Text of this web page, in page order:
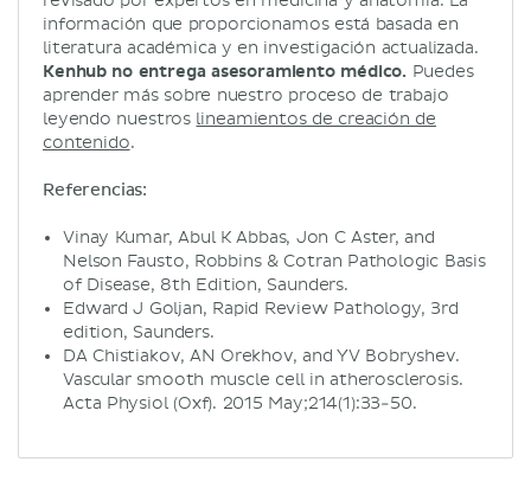
información que proporcionamos está basada en
literatura académica y en investigación actualizada.
Kenhub no entrega asesoramiento médico. Puedes
aprender más sobre nuestro proceso de trabajo
leyendo nuestros lineamientos de creación de
contenido.
Referencias:
Vinay Kumar, Abul K Abbas, Jon C Aster, and
Nelson Fausto, Robbins & Cotran Pathologic Basis
of Disease, 8th Edition, Saunders.
Edward J Goljan, Rapid Review Pathology, 3rd
edition, Saunders.
DA Chistiakov, AN Orekhov, and YV Bobryshev.
Vascular smooth muscle cell in atherosclerosis.
Acta Physiol (Oxf). 2015 May;214(1):33-50.